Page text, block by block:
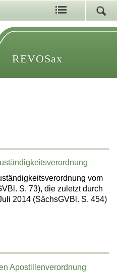
REVOSax
vom
S. 73), die zuletzt durch
2014 (SächsGVBl. S. 454)
Apostillenverordnung